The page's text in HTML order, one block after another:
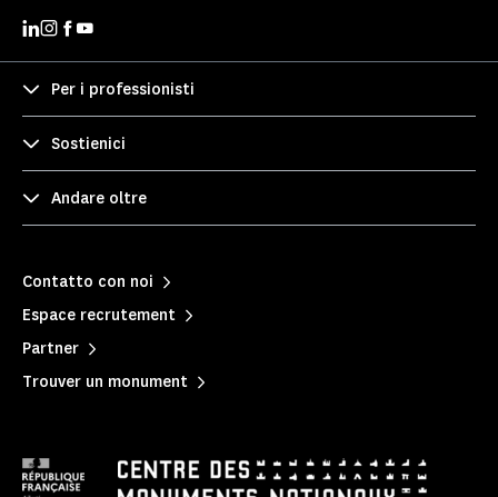
Per i professionisti
Sostienici
Andare oltre
Contatto con noi
Espace recrutement
Partner
Trouver un monument